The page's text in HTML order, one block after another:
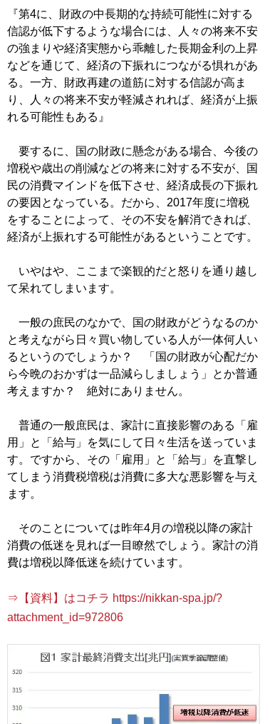
『第4に、財政の中長期的な持続可能性に対する
信認が低下するような場合には、人々の将来不安
の強まりや経済実態から乖離した長期金利の上昇
などを通じて、経済の下振れにつながる惧れがあ
る。一方、財政再建の道筋に対する信認が高ま
り、人々の将来不安が軽減されれば、経済が上振
れる可能性もある』
要するに、国の財政に懸念がある場合、今後の
増税や歳出の削減などの将来に対する不安が、国
民の消費マインドを低下させ、経済成長の下振れ
の要因となっている。だから、2017年度に増税
をすることによって、その不安を解消できれば、
経済が上振れする可能性があるということです。
いやはや、ここまで楽観的だと怒りを通り越し
て呆れてしまいます。
一般の庶民のなかで、国の財政がどうなるのか
と考えながら日々買い物している人が一体何人い
るというのでしょうか？ 「国の財政が心配だか
ら今晩のおかずは一品減らしましょう」とか普通
考えますか？ 絶対にありません。
普通の一般庶民は、家計に直接影響のある「雇
用」と「給与」を気にして日々生活を送っていま
す。ですから、その「雇用」と「給与」を直撃し
てしまう消費税増税は消費に多大な悪影響を与え
ます。
そのことについては昨年4月の増税以降の家計
消費の低迷を見れば一目瞭然でしょう。家計の消
費は増税以降低迷を続けています。
⇒【資料】はコチラ https://nikkan-spa.jp/?